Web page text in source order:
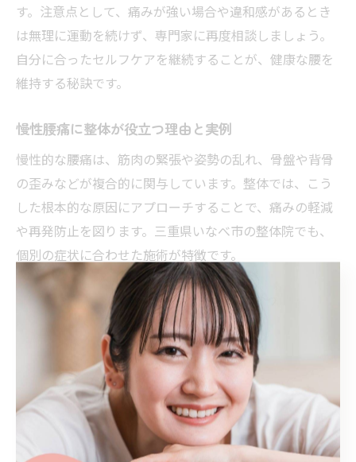
す。注意点として、痛みが強い場合や違和感があるとき
は無理に運動を続けず、専門家に再度相談しましょう。
自分に合ったセルフケアを継続することが、健康な腰を
維持する秘訣です。
慢性腰痛に整体が役立つ理由と実例
慢性的な腰痛は、筋肉の緊張や姿勢の乱れ、骨盤や背骨
の歪みなどが複合的に関与しています。整体では、こう
した根本的な原因にアプローチすることで、痛みの軽減
や再発防止を図ります。三重県いなべ市の整体院でも、
個別の症状に合わせた施術が特徴です。
実際の利用者からは「長年悩んでいた腰痛が、定期的な
整体施術と指導された生活改善によって大きく改善し
た」「痛み止めに頼る頻度が減った」といった声が寄せ
られています。整体は即効性だけでなく、継続すること
で徐々に効果を実感できる点も利点です。慢性腰痛に悩
む方は、整体施術とセルフケアの併用を検討してみてく